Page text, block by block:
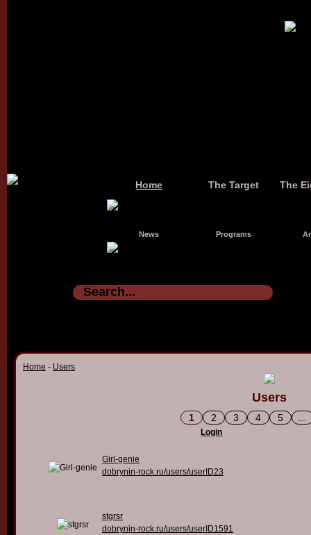
Home The Target The
News Programs
Home - Users
Users
1 2 3 4 5
Login
Girl-genie
dobrynin-rock.ru/users/userID23
stgrsr
dobrynin-rock.ru/users/userID1591